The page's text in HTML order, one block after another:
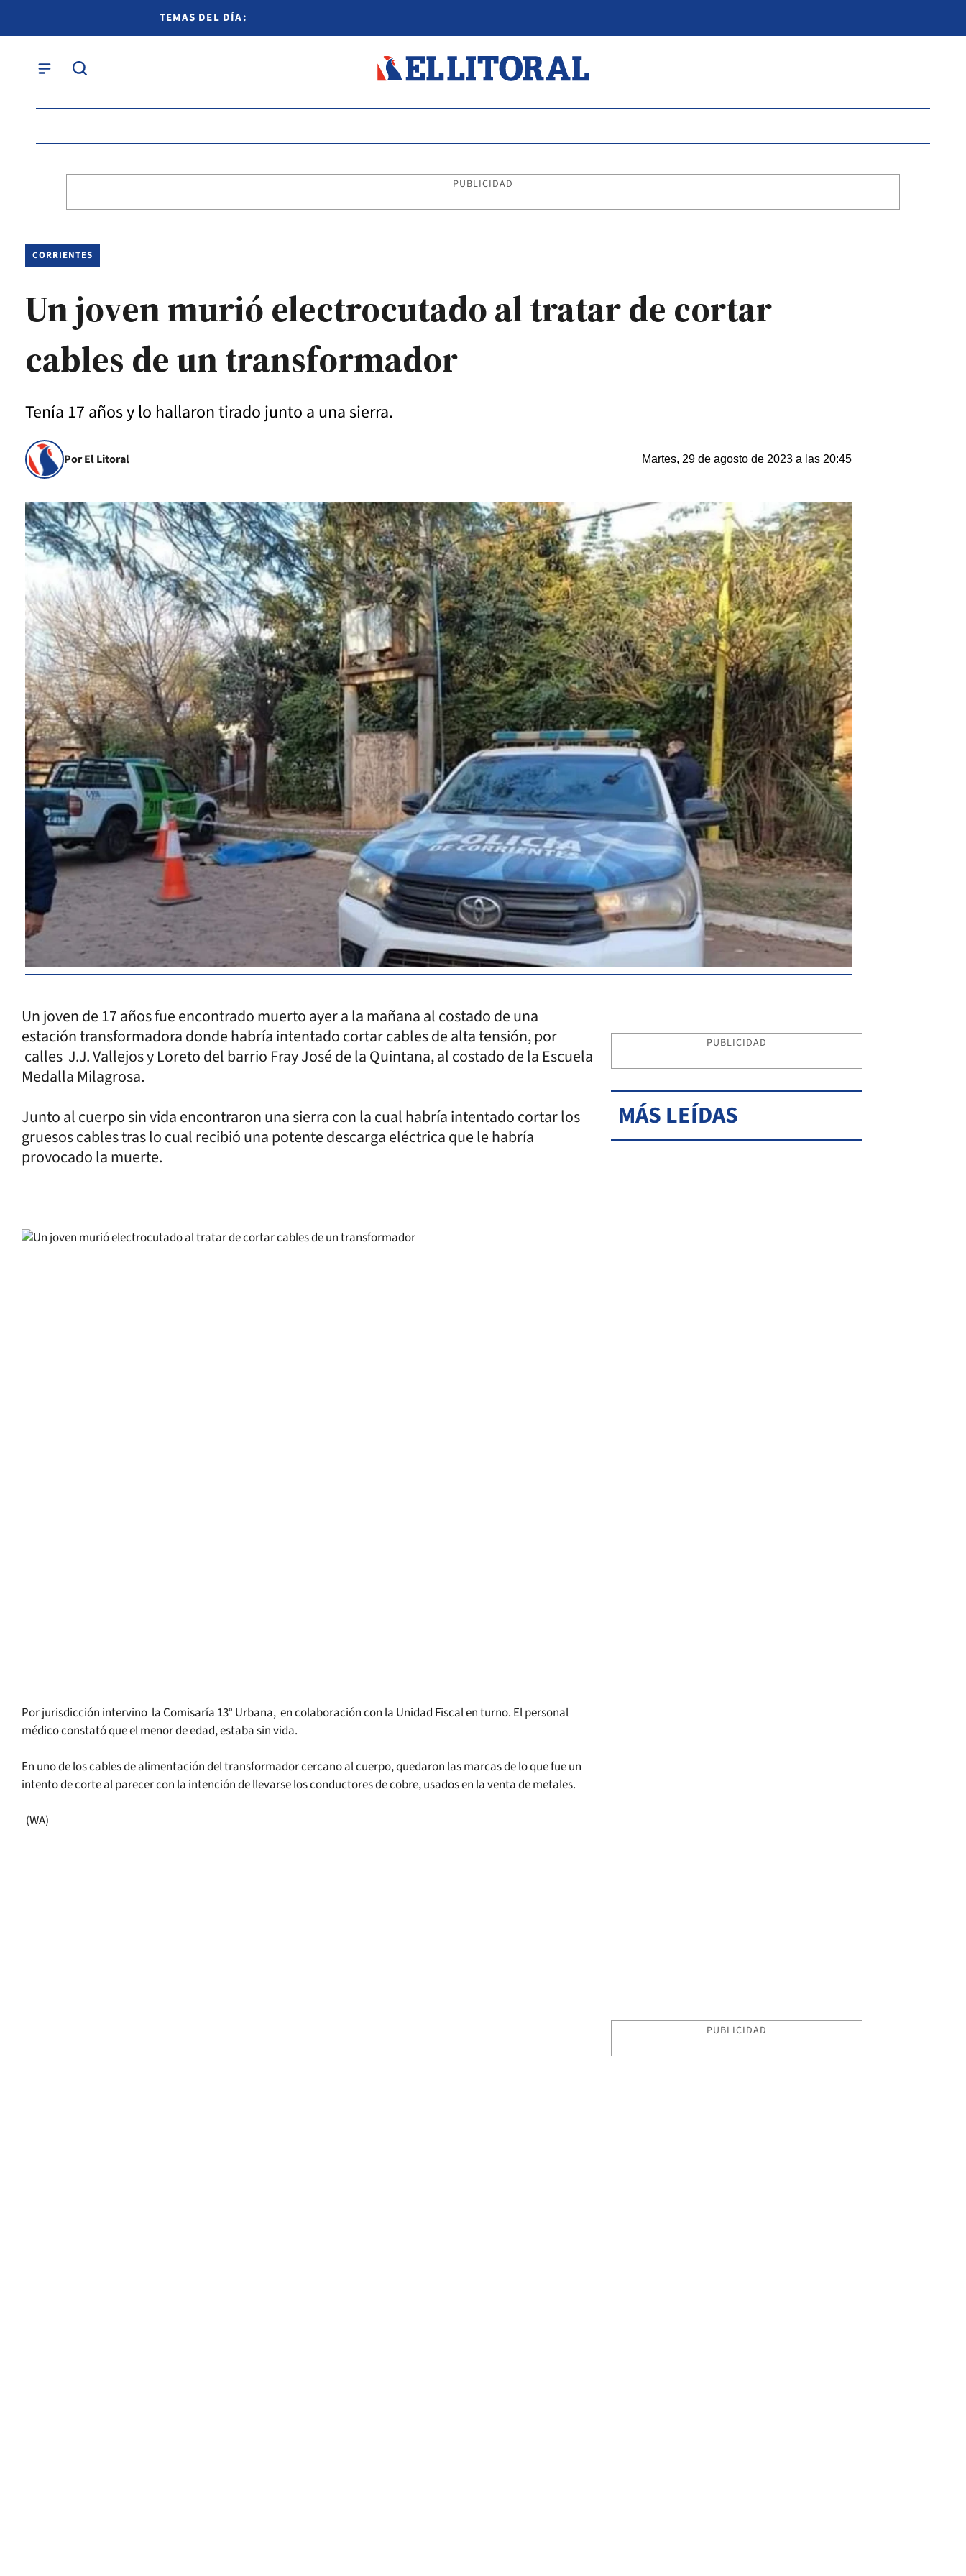
TEMAS DEL DÍA:
PUBLICIDAD
CORRIENTES
Un joven murió electrocutado al tratar de cortar
cables de un transformador
Tenía 17 años y lo hallaron tirado junto a una sierra.
Por El Litoral Martes, 29 de agosto de 2023 a las 20:45
Un joven de 17 años fue encontrado muerto ayer a la mañana al costado de una
estación transformadora donde habría intentado cortar cables de alta tensión, por
calles J.J. Vallejos y Loreto del barrio Fray José de la Quintana, al costado de la Escuela
Medalla Milagrosa.
Junto al cuerpo sin vida encontraron una sierra con la cual habría intentado cortar los
gruesos cables tras lo cual recibió una potente descarga eléctrica que le habría
provocado la muerte.
Por jurisdicción intervino la Comisaría 13° Urbana, en colaboración con la Unidad Fiscal en turno. El personal
médico constató que el menor de edad, estaba sin vida.
En uno de los cables de alimentación del transformador cercano al cuerpo, quedaron las marcas de lo que fue un
intento de corte al parecer con la intención de llevarse los conductores de cobre, usados en la venta de metales.
(WA)
PUBLICIDAD
MÁS LEÍDAS
PUBLICIDAD